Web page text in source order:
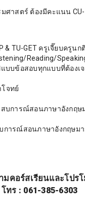
ศาสตร์ ต้องมีคะแนน CU-
& TU-GET ครูเจี๊ยบครูน
Reading/
บบข้อสอบทุกแบบที่ต้องเจ
จทย์
สบการณ์สอนภาษาอังกฤษ
การณ์สอนภาษาอังกฤษม
มคอร์สเรียนและโปร
โทร : 061-385-6303